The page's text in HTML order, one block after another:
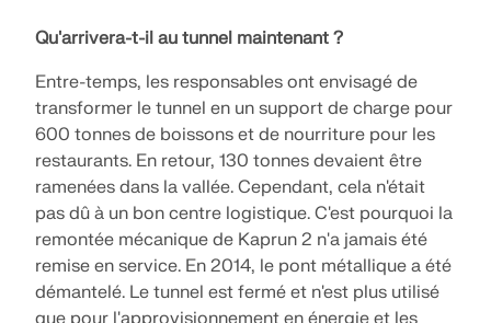
Qu'arrivera-t-il au tunnel maintenant ?
Entre-temps, les responsables ont envisagé de
transformer le tunnel en un support de charge pour
600 tonnes de boissons et de nourriture pour les
restaurants. En retour, 130 tonnes devaient être
ramenées dans la vallée. Cependant, cela n'était
pas dû à un bon centre logistique. C'est pourquoi la
remontée mécanique de Kaprun 2 n'a jamais été
remise en service. En 2014, le pont métallique a été
démantelé. Le tunnel est fermé et n'est plus utilisé